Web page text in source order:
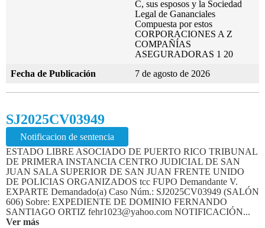
C, sus esposos y la Sociedad
Legal de Gananciales
Compuesta por estos
CORPORACIONES A Z
COMPAÑÍAS
ASEGURADORAS 1 20
Fecha de Publicación
7 de agosto de 2026
SJ2025CV03949
Notificacion de sentencia
ESTADO LIBRE ASOCIADO DE PUERTO RICO TRIBUNAL
DE PRIMERA INSTANCIA CENTRO JUDICIAL DE SAN
JUAN SALA SUPERIOR DE SAN JUAN FRENTE UNIDO
DE POLICIAS ORGANIZADOS tcc FUPO Demandante V.
EXPARTE Demandado(a) Caso Núm.: SJ2025CV03949 (SALÓN
606) Sobre: EXPEDIENTE DE DOMINIO FERNANDO
SANTIAGO ORTIZ fehr1023@yahoo.com NOTIFICACIÓN...
Ver más